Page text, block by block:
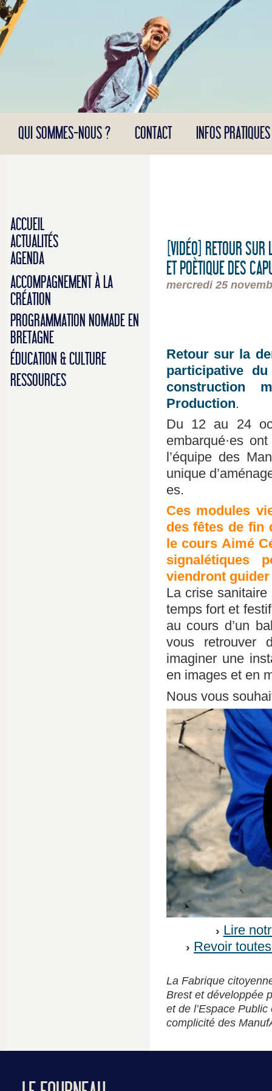
Panneau de gestion des cookies
QUI SOMMES-NOUS ? CONTACT INFOS PRATIQUES
ACCUEIL
ACTUALITÉS
AGENDA
ACCOMPAGNEMENT À LA
CRÉATION
PROGRAMMATION NOMADE EN
BRETAGNE
ÉDUCATION & CULTURE
RESSOURCES
[VIDÉO] RETOUR
ET POÈTIQUE DES
mercredi 25
Retour sur la
participative
construction
Production.
Du 12 au 24
embarqué·es
l’équipe des
unique
es.
Ces modules
des fêtes de fin
le cours Aimé
signalétiques
viendront
La crise
temps fort et
au cours d’un
vous retrouver
imaginer une
en images et en
Nous vous
Lire
Revoir
La Fabrique
Brest et développée
et de l’Espace
complicité des